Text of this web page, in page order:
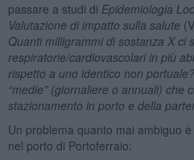
passare a studi di Epidemiologia
Valutazione di impatto sulla salute
Quanti milligrammi di sostanza X ci
respiratorie/cardiovascolari in più
rispetto a uno identico non portuale?
“medie” (giornaliere o annuali) che
stazionamento in porto e della
Un problema quanto mai ambiguo
nel porto di Portoferraio: